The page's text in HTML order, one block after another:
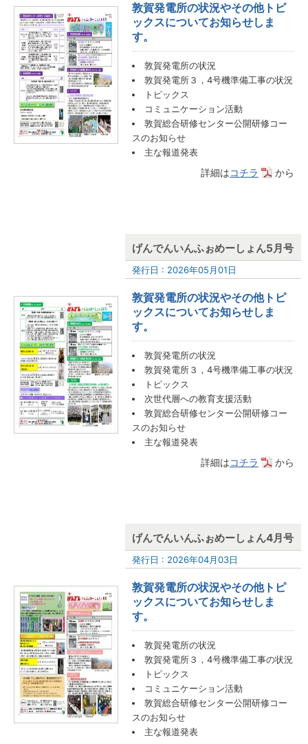
敦賀発電所の状況やその他トピ
ックスについてお知らせしま
す。
敦賀発電所の状況
敦賀発電所３，4号機準備工事の状況
トピックス
コミュニケーション活動
敦賀総合研修センター公開研修コー
スのお知らせ
主な報道発表
詳細はコチラ から
げんでんいんふぉめーしょん5月号
発行日 : 2026年05月01日
敦賀発電所の状況やその他トピ
ックスについてお知らせしま
す。
敦賀発電所の状況
敦賀発電所３，4号機準備工事の状況
トピックス
次世代層への教育支援活動
敦賀総合研修センター公開研修コー
スのお知らせ
主な報道発表
詳細はコチラ から
げんでんいんふぉめーしょん4月号
発行日 : 2026年04月03日
敦賀発電所の状況やその他トピ
ックスについてお知らせしま
す。
敦賀発電所の状況
敦賀発電所３，4号機準備工事の状況
トピックス
コミュニケーション活動
敦賀総合研修センター公開研修コー
スのお知らせ
主な報道発表